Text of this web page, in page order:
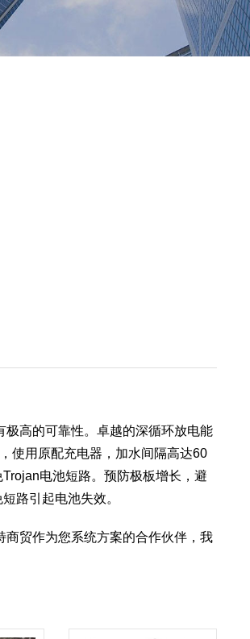
高的可靠性。卓越的深循环放电能
使用原配充电器，加水间隔高达60
电池短路。预防极板增长，避
路引起电池失效。
贸作为您系统方案的合作伙伴，我